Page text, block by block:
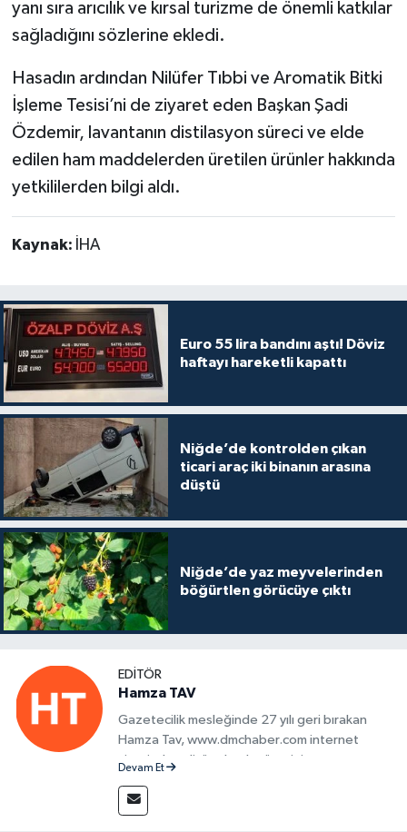
yanı sıra arıcılık ve kırsal turizme de önemli katkılar
sağladığını sözlerine ekledi.
Hasadın ardından Nilüfer Tıbbi ve Aromatik Bitki
İşleme Tesisi’ni de ziyaret eden Başkan Şadi
Özdemir, lavantanın distilasyon süreci ve elde
edilen ham maddelerden üretilen ürünler hakkında
yetkililerden bilgi aldı.
Kaynak: İHA
Euro 55 lira bandını aştı! Döviz
haftayı hareketli kapattı
Niğde’de kontrolden çıkan
ticari araç iki binanın arasına
düştü
Niğde’de yaz meyvelerinden
böğürtlen görücüye çıktı
EDITÖR
Hamza TAV
Gazetecilik mesleğinde 27 yılı geri bırakan
Hamza Tav, www.dmchaber.com internet
sitesinde editör olarak görevini
Devam Et